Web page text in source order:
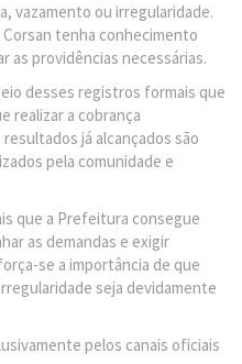
vazamento ou irregularidade.
tenha conhecimento
as providências necessárias.
desses registros formais que
realizar a cobrança
já alcançados são
pela comunidade e
que a Prefeitura consegue
as demandas e exigir
se a importância de que
seja devidamente
pelos canais oficiais